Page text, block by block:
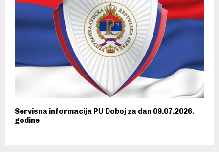
Servisna informacija PU Doboj za dan 09.07.2026.
godine